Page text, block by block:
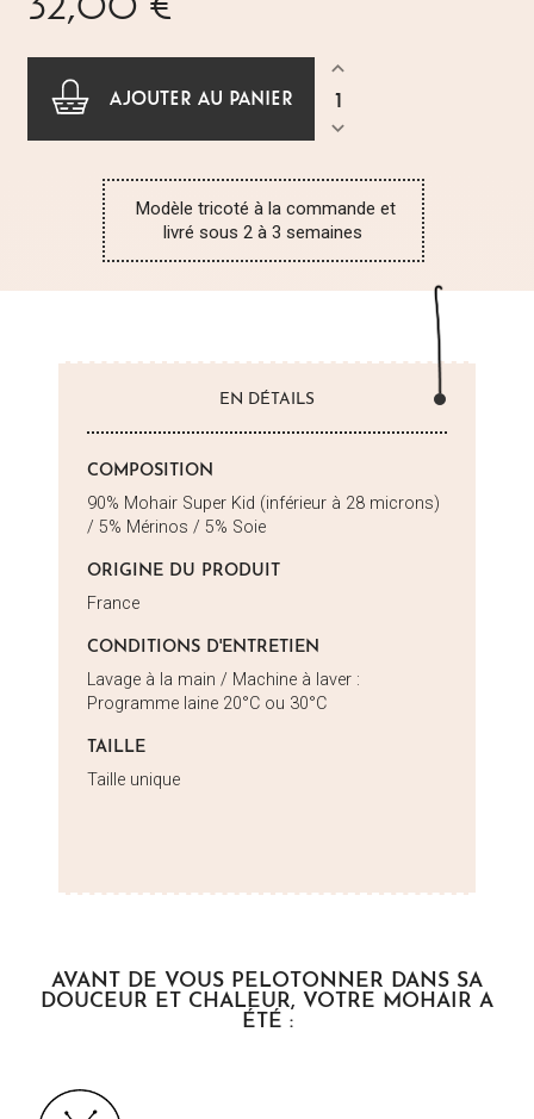
AJOUTER AU PANIER
Modèle tricoté à la commande et
livré sous 2 à 3 semaines
EN DÉTAILS
COMPOSITION
90% Mohair Super Kid (inférieur à 28 microns)
/ 5% Mérinos / 5% Soie
ORIGINE DU PRODUIT
France
CONDITIONS D'ENTRETIEN
Lavage à la main / Machine à laver :
Programme laine 20°C ou 30°C
TAILLE
Taille unique
AVANT DE VOUS PELOTONNER DANS SA
DOUCEUR ET CHALEUR, VOTRE MOHAIR A
ÉTÉ :